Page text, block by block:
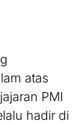
atas
PMI
hadir di